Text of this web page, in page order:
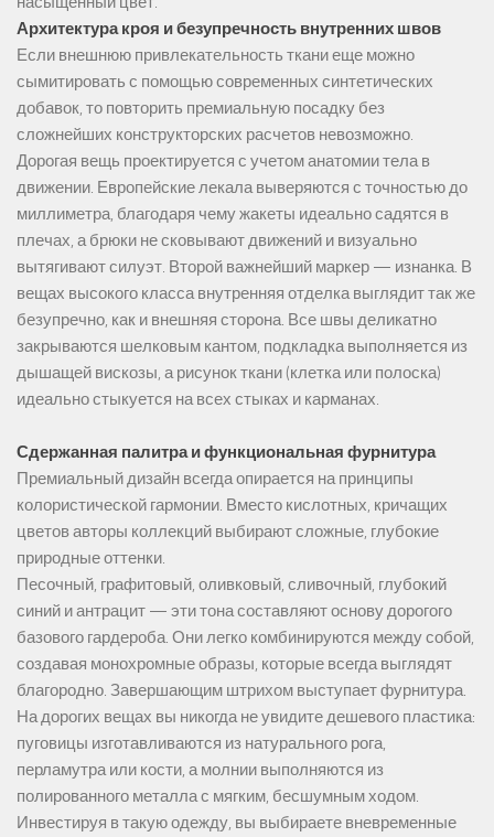
Архитектура кроя и безупречность внутренних швов
Если внешнюю привлекательность ткани еще можно
сымитировать с помощью современных синтетических
добавок, то повторить премиальную посадку без
сложнейших конструкторских расчетов невозможно.
Дорогая вещь проектируется с учетом анатомии тела в
движении. Европейские лекала выверяются с точностью до
миллиметра, благодаря чему жакеты идеально садятся в
плечах, а брюки не сковывают движений и визуально
вытягивают силуэт. Второй важнейший маркер — изнанка. В
вещах высокого класса внутренняя отделка выглядит так же
безупречно, как и внешняя сторона. Все швы деликатно
закрываются шелковым кантом, подкладка выполняется из
дышащей вискозы, а рисунок ткани (клетка или полоска)
идеально стыкуется на всех стыках и карманах.
Сдержанная палитра и функциональная фурнитура
Премиальный дизайн всегда опирается на принципы
колористической гармонии. Вместо кислотных, кричащих
цветов авторы коллекций выбирают сложные, глубокие
природные оттенки.
Песочный, графитовый, оливковый, сливочный, глубокий
синий и антрацит — эти тона составляют основу дорогого
базового гардероба. Они легко комбинируются между собой,
создавая монохромные образы, которые всегда выглядят
благородно. Завершающим штрихом выступает фурнитура.
На дорогих вещах вы никогда не увидите дешевого пластика:
пуговицы изготавливаются из натурального рога,
перламутра или кости, а молнии выполняются из
полированного металла с мягким, бесшумным ходом.
Инвестируя в такую одежду, вы выбираете вневременные